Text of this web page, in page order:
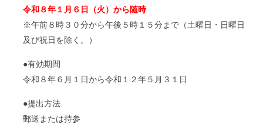
令和８年１月６日（火）から随時
※午前８時３０分から午後５時１５分まで（土曜日・日曜日
及び祝日を除く。）
●有効期間
令和８年６月１日から令和１２年５月３１日
●提出方法
郵送または持参